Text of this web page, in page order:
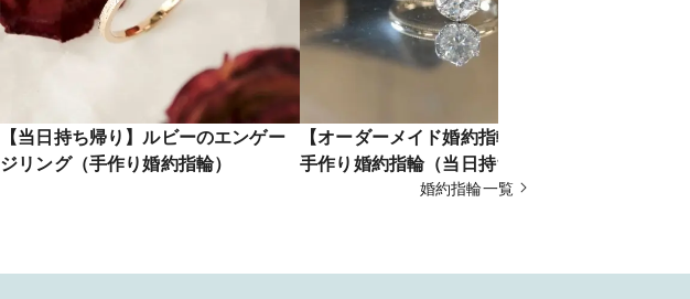
【当日持ち帰り】ルビーのエンゲー
ジリング（手作り婚約指輪）
【オーダーメイド婚約指輪】0.7ctの
手作り婚約指輪（当日持ち帰り）
婚約指輪一覧